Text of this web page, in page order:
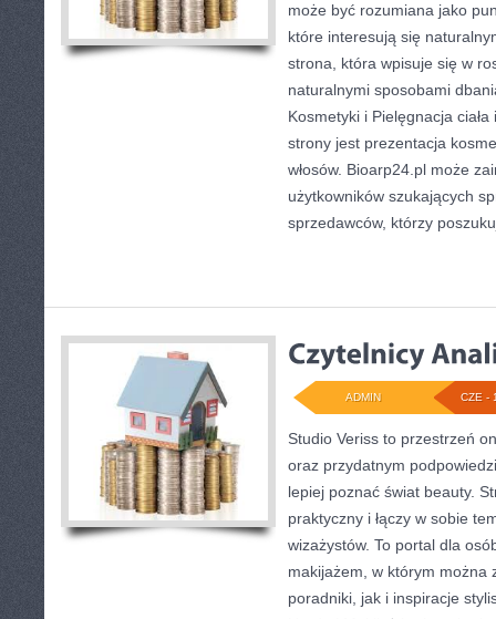
może być rozumiana jako
które interesują się
strona, która wpisuje się w
naturalnymi sposobami
Kosmetyki i Pielęgnacja ciała
strony jest prezentacja
włosów. Bioarp24.pl może
użytkowników szukających
sprzedawców, którzy
CZE -
ADMIN
Studio Veriss to przestrzeń
oraz przydatnym
lepiej poznać świat beauty.
praktyczny i łączy w sobie
wizażystów. To portal dla
makijażem, w którym można
poradniki, jak i inspiracje